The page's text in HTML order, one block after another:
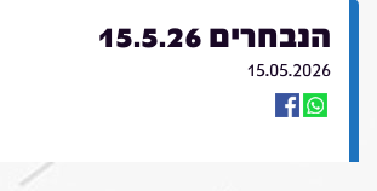
הנבחרים 15.5.26
15.05.2026